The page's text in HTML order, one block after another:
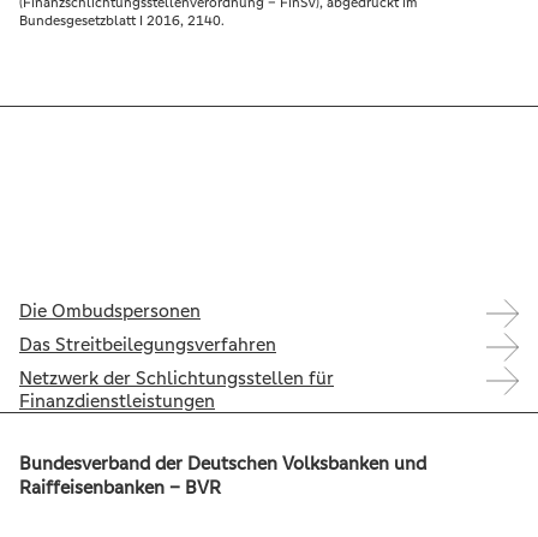
Bundesgesetzblatt I 2016, 2140.
Die Ombudspersonen
Das Streitbeilegungsverfahren
Netzwerk der Schlichtungsstellen für
Finanzdienstleistungen
Bundesverband der Deutschen Volksbanken und
Raiffeisenbanken – BVR